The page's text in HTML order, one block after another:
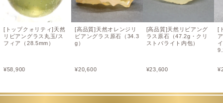
[トップクォリティ]天然
リビアングラス丸玉/ス
フィア（28.5mm）
¥58,900
[高品質]天然オレンジリ
ビアングラス原石（34.3
g）
¥20,600
[高品質]天然リビアング
ラス原石（47.2g・クリ
ストバライト内包）
¥23,600
[
¥